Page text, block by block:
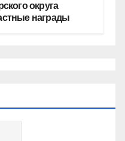
округа
награды